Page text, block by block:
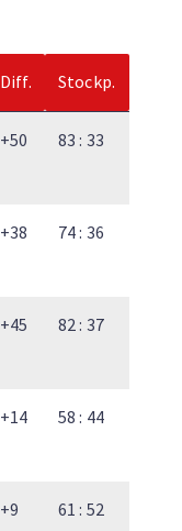
Diff. Stockp.
+50 83 : 33
+38 74 : 36
+45 82 : 37
+14 58 : 44
+9 61 : 52